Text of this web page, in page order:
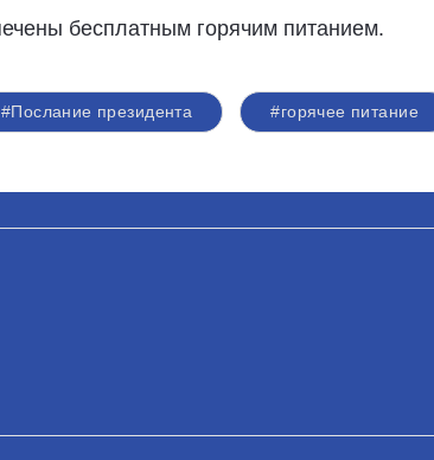
бесплатным горячим питанием.
#Послание президента #горячее питание